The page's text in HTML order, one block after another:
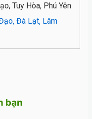
Tuy Hòa, Phú Yên
Đà Lạt, Lâm
bạn